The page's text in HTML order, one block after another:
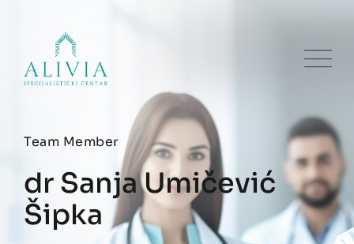
Team Member
dr Sanja Umičević
Šipka